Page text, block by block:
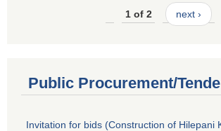
1 of 2 next ›
Public Procurement/
Invitation for bids (Construction of Hilepani